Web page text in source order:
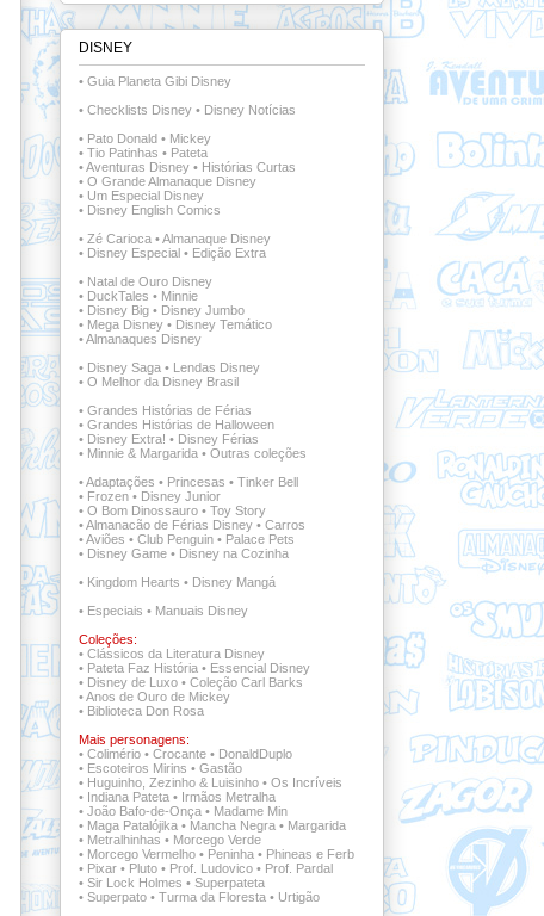
DISNEY
• Guia Planeta Gibi Disney
• Checklists Disney• Disney Notícias
• Pato Donald• Mickey
• Tio Patinhas • Pateta
• Aventuras Disney • Histórias Curtas
• O Grande Almanaque Disney
• Um Especial Disney
• Disney English Comics
• Zé Carioca •Almanaque Disney
• Disney Especial • Edição Extra
• Natal de Ouro Disney
• DuckTales • Minnie
• Disney Big • Disney Jumbo
• Mega Disney • Disney Temático
•Almanaques Disney
• Disney Saga• Lendas Disney
• O Melhor da Disney Brasil
• Grandes Histórias de Férias
• Grandes Histórias de Halloween
• Disney Extra! • Disney Férias
• Minnie & Margarida• Outras coleções
• Adaptações • Princesas • Tinker Bell
• Frozen• Disney Junior
• O Bom Dinossauro • Toy Story
•Almanacão de Férias Disney • Carros
• Aviões • Club Penguin• Palace Pets
• Disney Game• Disney na Cozinha
• Kingdom Hearts • Disney Mangá
• Especiais • Manuais Disney
Coleções:
• Clássicos da Literatura Disney
• Pateta Faz História• Essencial Disney
• Disney de Luxo• Coleção Carl Barks
•Anos de Ouro de Mickey
• Biblioteca Don Rosa
Mais personagens:
• Colimério• Crocante• DonaldDuplo
• Escoteiros Mirins • Gastão
• Huguinho, Zezinho & Luisinho• Os Incríveis
• Indiana Pateta • Irmãos Metralha
• João Bafo-de-Onça • Madame Min
• Maga Patalójika• Mancha Negra• Margarida
• Metralhinhas • Morcego Verde
• Morcego Vermelho • Peninha• Phineas e Ferb
• Pixar• Pluto• Prof. Ludovico • Prof. Pardal
• Sir Lock Holmes • Superpateta
• Superpato• Turma da Floresta• Urtigão